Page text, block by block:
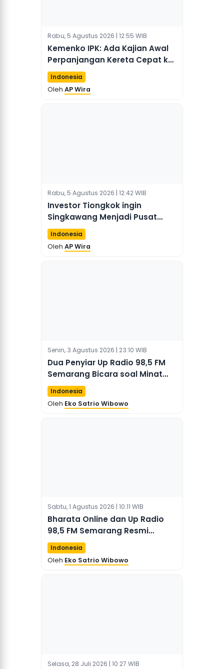
Rabu, 5 Agustus 2026 | 12:55 WIB
Kemenko IPK: Ada Kajian Awal
Perpanjangan Kereta Cepat ke
Surabaya
Indonesia
Oleh AP Wira
Rabu, 5 Agustus 2026 | 12:42 WIB
Investor Tiongkok ingin
Singkawang Menjadi Pusat
Riset Pertanian Kalbar
Indonesia
Oleh AP Wira
Senin, 3 Agustus 2026 | 23:10 WIB
Dua Penyiar Up Radio 98,5 FM
Semarang Bicara soal Minat
Masyarakat Indonesia
terhadap Berita Tiongkok
Indonesia
Oleh Eko Satrio Wibowo
Sabtu, 1 Agustus 2026 | 10:11 WIB
Bharata Online dan Up Radio
98,5 FM Semarang Resmi
Lanjutkan Kerja Sama Hadirkan
Berita dari Tiongkok
Indonesia
Oleh Eko Satrio Wibowo
Selasa, 28 Juli 2026 | 10:27 WIB